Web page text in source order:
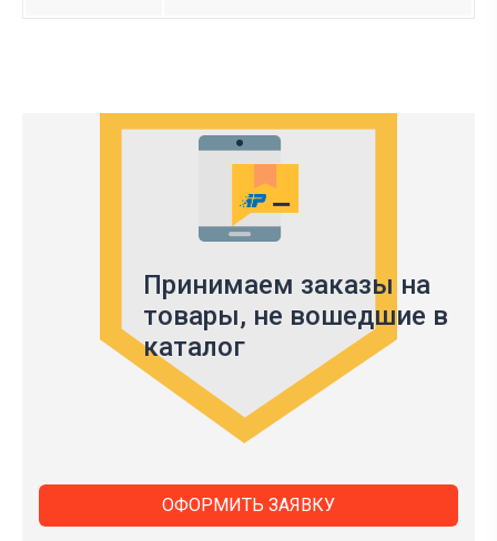
Принимаем заказы на
товары, не вошедшие в
каталог
ОФОРМИТЬ ЗАЯВКУ